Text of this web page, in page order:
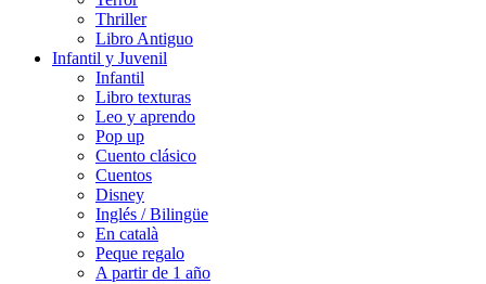
Thriller
Libro Antiguo
Infantil y Juvenil
Infantil
Libro texturas
Leo y aprendo
Pop up
Cuento clásico
Cuentos
Disney
Inglés / Bilingüe
En català
Peque regalo
A partir de 1 año